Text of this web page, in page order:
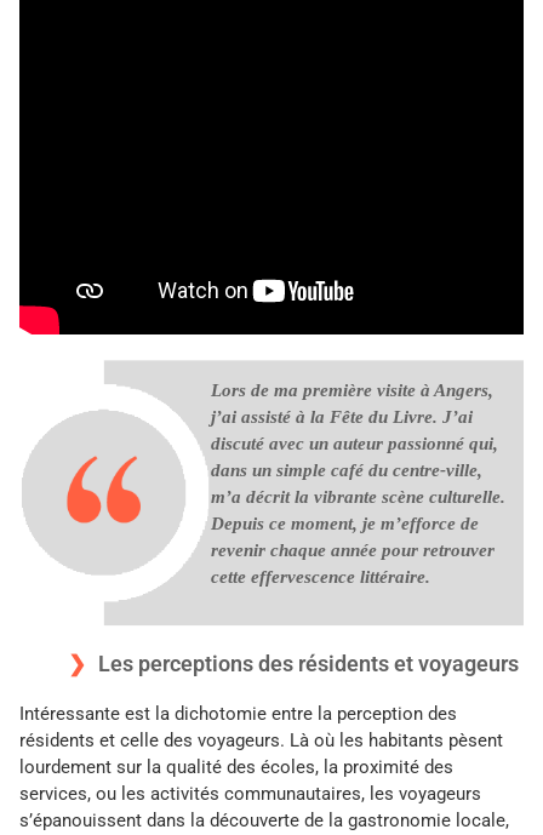
Lors de ma première visite à Angers,
j’ai assisté à la Fête du Livre. J’ai
discuté avec un auteur passionné qui,
dans un simple café du centre-ville,
m’a décrit la vibrante scène culturelle.
Depuis ce moment, je m’efforce de
revenir chaque année pour retrouver
cette effervescence littéraire.
Les perceptions des résidents et voyageurs
Intéressante est la dichotomie entre la perception des
résidents et celle des voyageurs. Là où les habitants pèsent
lourdement sur la qualité des écoles, la proximité des
services, ou les activités communautaires, les voyageurs
s’épanouissent dans la découverte de la gastronomie locale,